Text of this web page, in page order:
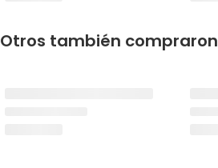
Otros también compraron